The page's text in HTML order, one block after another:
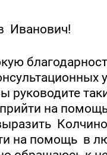
Иванович!
руководите
на
на помощь в